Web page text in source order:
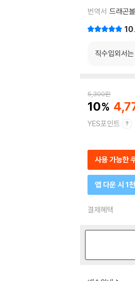
번역서 드래곤
직수입외서
5,300원
10
YES포인트
사용 가능한
앱 다운 시 1
결제혜택